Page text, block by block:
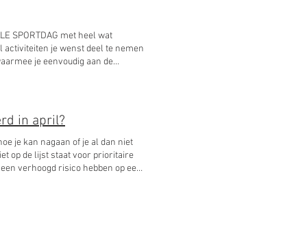
een link doorgestuurd. Het
ingedeeld. Voorafgaand
te verzamelen. Wil je
SPORTDAG met heel wat
activiteiten je wenst deel te nemen
je eenvoudig aan de
in april?
je kan nagaan of je al dan niet
op de lijst staat voor prioritaire